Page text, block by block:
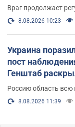
Враг продолжает
8.08.2026 10:23
Украина
пост
Генштаб
Россию область
8.08.2026 11:39